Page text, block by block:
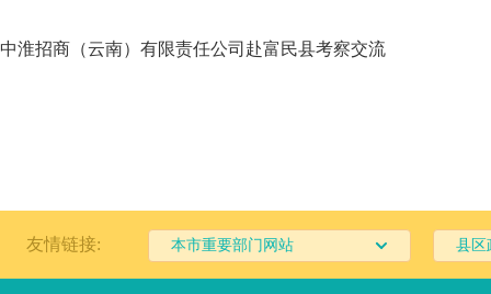
中淮招商（云南）有限责任公司赴富民县考察交流
友情链接: 本市重要部门网站 县区